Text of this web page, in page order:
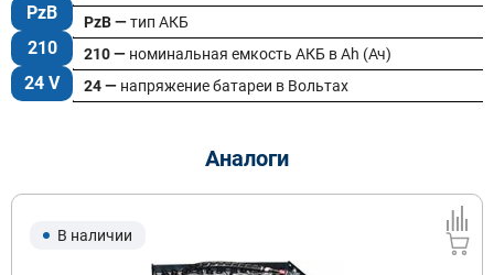
PzB
210
24 V
24 — напряжение батареи в Вольтах
210 — номинальная емкость АКБ в Ah (Ач)
PzB —тип АКБ
Аналоги
В наличии